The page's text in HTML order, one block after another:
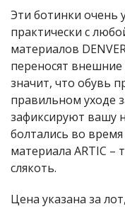
Эти ботинки очень
практически с
материалов
переносят
значит, что обувь
правильном уходе
зафиксируют вашу
болтались во
материала ARTIC –
слякоть.
Цена указана за